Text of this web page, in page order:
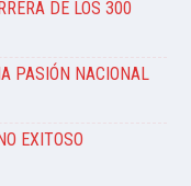
DE LOS 300
PASIÓN NACIONAL
EXITOSO